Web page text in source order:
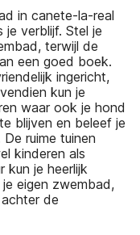
in canete-la-real
je verblijf. Stel je
terwijl de
een goed boek.
ingericht,
kun je
waar ook je hond
blijven en beleef je
ruime tuinen
kinderen als
kun je heerlijk
eigen zwembad,
de